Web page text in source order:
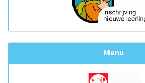
Menu